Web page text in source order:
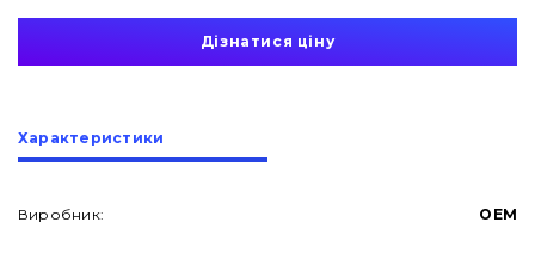
Дізнатися ціну
Характеристики
Виробник: OEM